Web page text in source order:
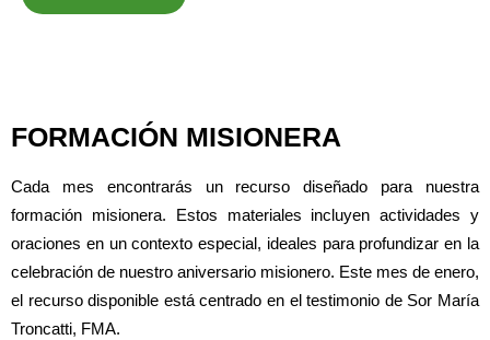
FORMACIÓN MISIONERA
Cada mes encontrarás un recurso diseñado para nuestra
formación misionera. Estos materiales incluyen actividades y
oraciones en un contexto especial, ideales para profundizar en la
celebración de nuestro aniversario misionero. Este mes de enero,
el recurso disponible está centrado en el testimonio de Sor María
Troncatti, FMA.